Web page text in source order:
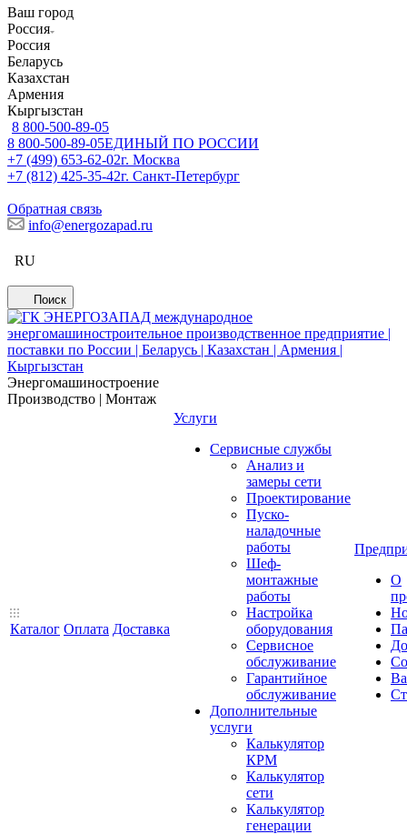
Ваш город
Россия
Россия
Беларусь
Казахстан
Армения
Кыргызстан
8 800-500-89-05
8 800-500-89-05ЕДИНЫЙ ПО РОССИИ
+7 (499) 653-62-02г. Москва
+7 (812) 425-35-42г. Санкт-Петербург
Обратная связь
info@energozapad.ru
RU
Поиск
Энергомашиностроение
Производство | Монтаж
Каталог Оплата Доставка
Услуги
Сервисные службы
Анализ и
замеры сети
Проектирование
Пуско-
наладочные
работы
Шеф-
монтажные
работы
Настройка
оборудования
Сервисное
обслуживание
Гарантийное
обслуживание
Дополнительные
услуги
Калькулятор
КРМ
Калькулятор
сети
Калькулятор
генерации
О